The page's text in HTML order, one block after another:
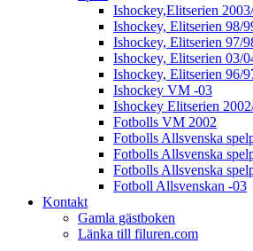
Ishockey,Elitserien
Ishockey, Elitserien 98/
Ishockey, Elitserien 97/
Ishockey, Elitserien 03/
Ishockey, Elitserien 96/
Ishockey VM -03
Ishockey Elitserien
Fotbolls VM 2002
Fotbolls Allsvenska
Fotbolls Allsvenska
Fotbolls Allsvenska
Fotboll Allsvenskan -03
Kontakt
Gamla gästboken
Länka till filuren.com